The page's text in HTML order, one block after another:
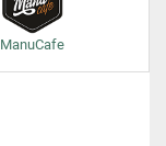
ManuCafe